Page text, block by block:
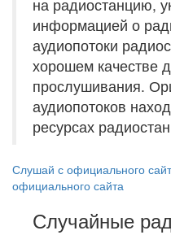
на радиостанцию,
информацией о
аудиопотоки
хорошем качестве
прослушивания.
аудиопотоков
ресурсах
Слушай с официального
официального сайта
Случайные